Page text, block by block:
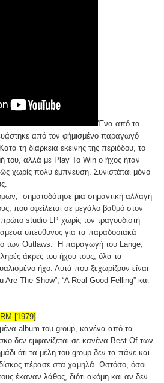
Ένα από τα
από τoν φήμισμένο παραγωγό
τη διάρκεια εκείνης της περιόδου, το
του, αλλά με Play To Win ο ήχος ήταν
χωρίς πολύ έμπνευση. Συνιστάται μόνο
σηματοδότησε μια σημαντική αλλαγή
που οφείλεται σε μεγάλο βαθμό στον
studio LP χωρίς τον τραγουδιστή
υπεύθυνος για τα παραδοσιακά
των Outlaws. Η παραγωγή του Lange,
άκρες του ήχου τους, όλα τα
ήχο. Αυτά που ξεχωρίζουν είναι
Are The Show”, “A Real Good Felling” και
[1979]
album του group, κανένα από τα
δεν εμφανίζεται σε κανένα Best Of των
ότι τα μέλη του group δεν τα πάνε και
πέρασε στα χαμηλά. Ωστόσο, όσοι
έκαναν λάθος, διότι ακόμη και αν δεν